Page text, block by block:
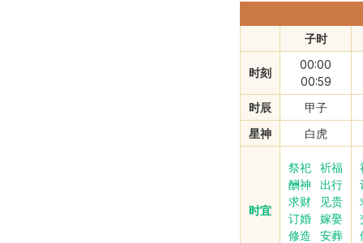
子时
时刻
00:00
00:59
时辰
甲子
星神
白虎
时宜
祭祀
祈福
酬神
出行
求财
见贵
订婚
嫁娶
修造
安葬